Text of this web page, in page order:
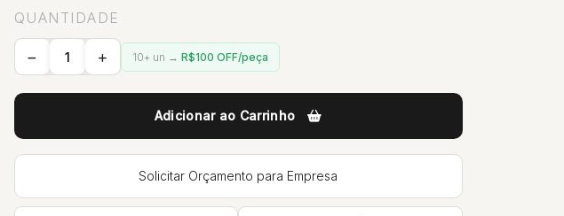
QUANTIDADE
10+ un → R$100 OFF/peça
Adicionar ao Carrinho
Solicitar Orçamento para Empresa